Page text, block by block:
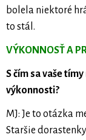
bolela niektoré
to stál.
VÝKONNOSŤ A
S čím sa vaše
výkonnosti?
MJ: Je to otázka
Staršie